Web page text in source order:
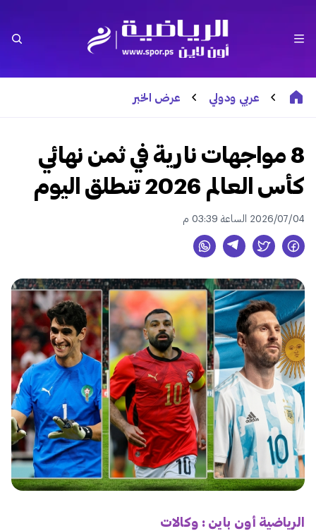
عربي ودولي عرض الخبر
8 مواجهات نارية في ثمن نهائي
كأس العالم 2026 تنطلق اليوم
2026/07/04 الساعة 03:39 م
الرياضية أون باين : وكالات